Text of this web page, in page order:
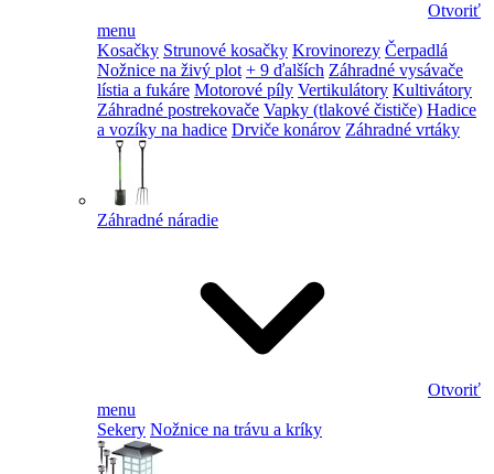
Otvoriť
menu
Kosačky Strunové kosačky Krovinorezy Čerpadlá
Nožnice na živý plot + 9 ďalších Záhradné vysávače
lístia a fukáre Motorové píly Vertikulátory Kultivátory
Záhradné postrekovače Vapky (tlakové čističe) Hadice
a vozíky na hadice Drviče konárov Záhradné vrtáky
Záhradné náradie
Otvoriť
menu
Sekery Nožnice na trávu a kríky